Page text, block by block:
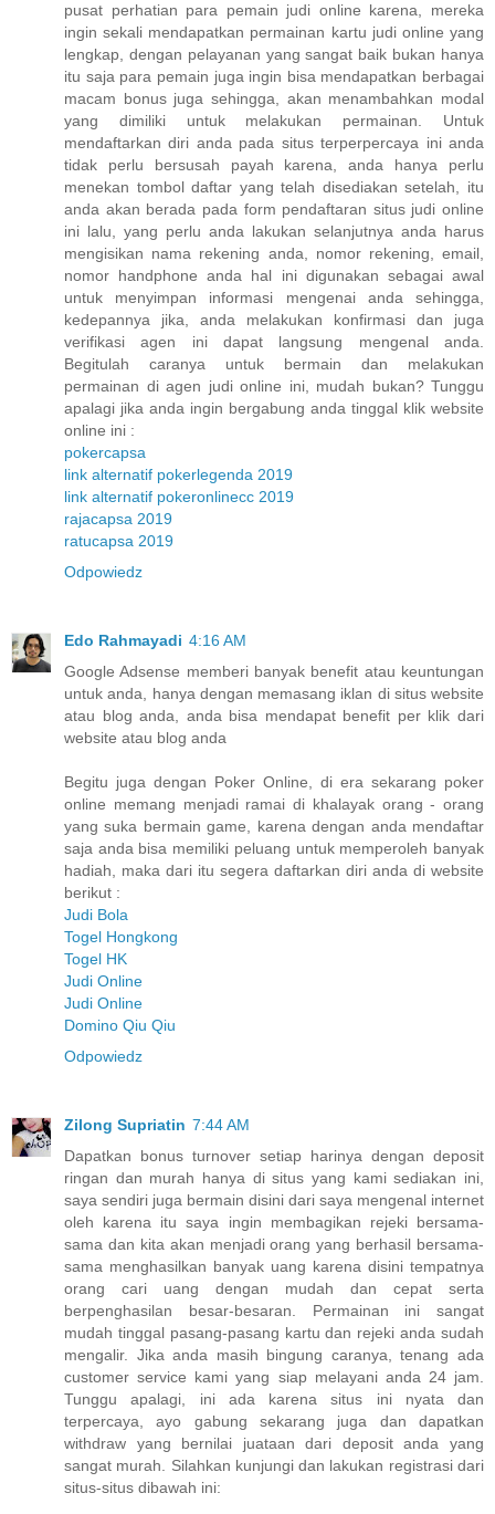
pusat perhatian para pemain judi online karena, mereka
ingin sekali mendapatkan permainan kartu judi online yang
lengkap, dengan pelayanan yang sangat baik bukan hanya
itu saja para pemain juga ingin bisa mendapatkan berbagai
macam bonus juga sehingga, akan menambahkan modal
yang dimiliki untuk melakukan permainan. Untuk
mendaftarkan diri anda pada situs terperpercaya ini anda
tidak perlu bersusah payah karena, anda hanya perlu
menekan tombol daftar yang telah disediakan setelah, itu
anda akan berada pada form pendaftaran situs judi online
ini lalu, yang perlu anda lakukan selanjutnya anda harus
mengisikan nama rekening anda, nomor rekening, email,
nomor handphone anda hal ini digunakan sebagai awal
untuk menyimpan informasi mengenai anda sehingga,
kedepannya jika, anda melakukan konfirmasi dan juga
verifikasi agen ini dapat langsung mengenal anda.
Begitulah caranya untuk bermain dan melakukan
permainan di agen judi online ini, mudah bukan? Tunggu
apalagi jika anda ingin bergabung anda tinggal klik website
online ini :
pokercapsa
link alternatif pokerlegenda 2019
link alternatif pokeronlinecc 2019
rajacapsa 2019
ratucapsa 2019
Odpowiedz
Edo Rahmayadi 4:16 AM
Google Adsense memberi banyak benefit atau keuntungan
untuk anda, hanya dengan memasang iklan di situs website
atau blog anda, anda bisa mendapat benefit per klik dari
website atau blog anda
Begitu juga dengan Poker Online, di era sekarang poker
online memang menjadi ramai di khalayak orang - orang
yang suka bermain game, karena dengan anda mendaftar
saja anda bisa memiliki peluang untuk memperoleh banyak
hadiah, maka dari itu segera daftarkan diri anda di website
berikut :
Judi Bola
Togel Hongkong
Togel HK
Judi Online
Judi Online
Domino Qiu Qiu
Odpowiedz
Zilong Supriatin 7:44 AM
Dapatkan bonus turnover setiap harinya dengan deposit
ringan dan murah hanya di situs yang kami sediakan ini,
saya sendiri juga bermain disini dari saya mengenal internet
oleh karena itu saya ingin membagikan rejeki bersama-
sama dan kita akan menjadi orang yang berhasil bersama-
sama menghasilkan banyak uang karena disini tempatnya
orang cari uang dengan mudah dan cepat serta
berpenghasilan besar-besaran. Permainan ini sangat
mudah tinggal pasang-pasang kartu dan rejeki anda sudah
mengalir. Jika anda masih bingung caranya, tenang ada
customer service kami yang siap melayani anda 24 jam.
Tunggu apalagi, ini ada karena situs ini nyata dan
terpercaya, ayo gabung sekarang juga dan dapatkan
withdraw yang bernilai juataan dari deposit anda yang
sangat murah. Silahkan kunjungi dan lakukan registrasi dari
situs-situs dibawah ini: